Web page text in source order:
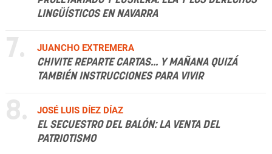
LINGÜÍSTICOS EN NAVARRA
7.
JUANCHO EXTREMERA
CHIVITE REPARTE CARTAS... Y MAÑANA QUIZÁ
TAMBIÉN INSTRUCCIONES PARA VIVIR
8.
JOSÉ LUIS DÍEZ DÍAZ
EL SECUESTRO DEL BALÓN: LA VENTA DEL
PATRIOTISMO